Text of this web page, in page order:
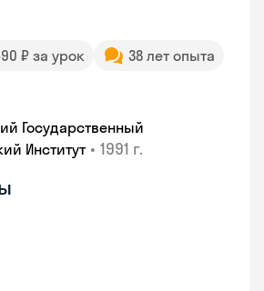
₽ за урок
38 лет опыта
Государственный
Институт • 1991 г.